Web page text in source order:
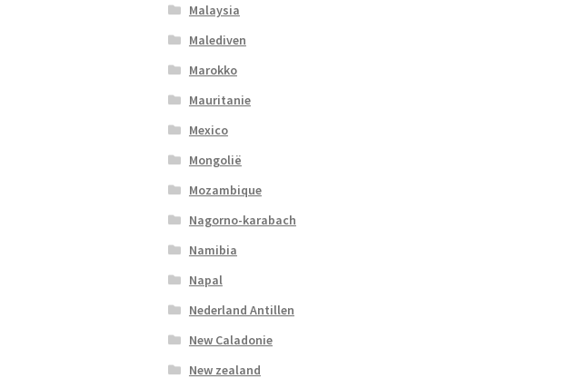
Malaysia
Malediven
Marokko
Mauritanie
Mexico
Mongolië
Mozambique
Nagorno-karabach
Namibia
Napal
Nederland Antillen
New Caladonie
New zealand